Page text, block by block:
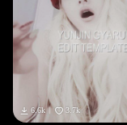
6.6k 3.7k